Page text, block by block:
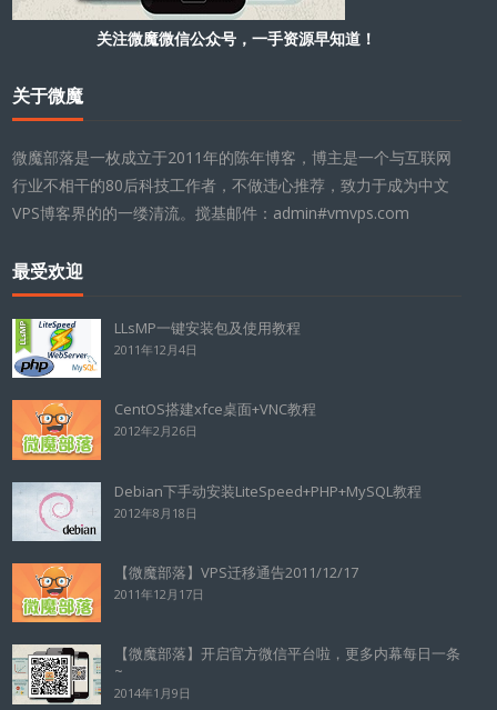
关注微魔微信公众号，一手资源早知道！
关于微魔
微魔部落是一枚成立于2011年的陈年博客，博主是一个与互联网
行业不相干的80后科技工作者，不做违心推荐，致力于成为中文
VPS博客界的的一缕清流。搅基邮件：admin#vmvps.com
最受欢迎
LLsMP一键安装包及使用教程
2011年12月4日
CentOS搭建xfce桌面+VNC教程
2012年2月26日
Debian下手动安装LiteSpeed+PHP+MySQL教程
2012年8月18日
【微魔部落】VPS迁移通告2011/12/17
2011年12月17日
【微魔部落】开启官方微信平台啦，更多内幕每日一条
~
2014年1月9日